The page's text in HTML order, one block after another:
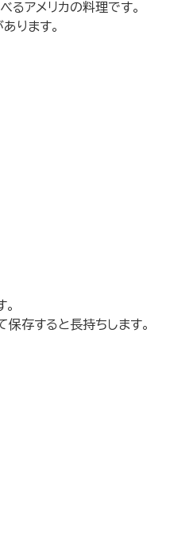
るアメリカの料理です。
ります。
存すると長持ちします。